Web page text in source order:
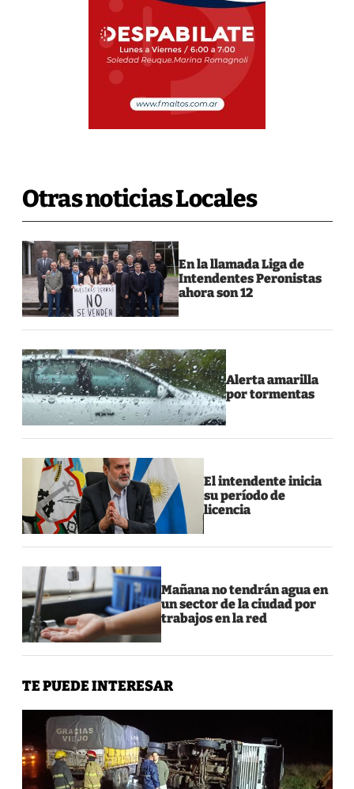
Otras noticias Locales
En la llamada Liga de
Intendentes Peronistas
ahora son 12
Alerta amarilla
por tormentas
El intendente inicia
su período de
licencia
Mañana no tendrán agua en
un sector de la ciudad por
trabajos en la red
TE PUEDE INTERESAR